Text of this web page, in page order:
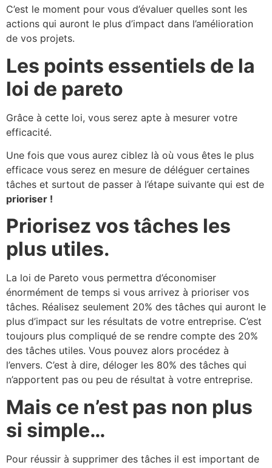
C’est le moment pour vous d’évaluer quelles sont les
actions qui auront le plus d’impact dans l’amélioration
de vos projets.
Les points essentiels de la
loi de pareto
Grâce à cette loi, vous serez apte à mesurer votre
efficacité.
Une fois que vous aurez ciblez là où vous êtes le plus
efficace vous serez en mesure de déléguer certaines
tâches et surtout de passer à l’étape suivante qui est de
prioriser !
Priorisez vos tâches les
plus utiles.
La loi de Pareto vous permettra d’économiser
énormément de temps si vous arrivez à prioriser vos
tâches. Réalisez seulement 20% des tâches qui auront le
plus d’impact sur les résultats de votre entreprise. C’est
toujours plus compliqué de se rendre compte des 20%
des tâches utiles. Vous pouvez alors procédez à
l’envers. C’est à dire, déloger les 80% des tâches qui
n’apportent pas ou peu de résultat à votre entreprise.
Mais ce n’est pas non plus
si simple…
Pour réussir à supprimer des tâches il est important de